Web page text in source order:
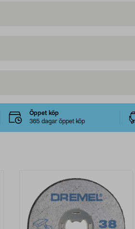
Öppet köp
365 dagar öppet köp